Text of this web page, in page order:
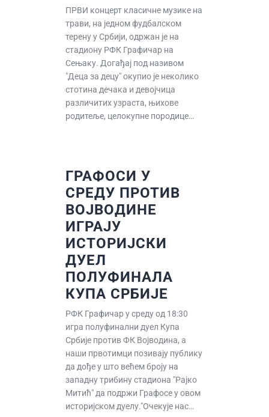
ПРВИ концерт класичне музике на
трави, на једном фудбалском
терену у Србији, одржан је на
стадиону РФК Графичар на
Сењаку. Догађај под називом
"Деца за децу" окупио је неколико
стотина дечака и девојчица
различитих узраста, њихове
родитеље, целокупне породице…
ГРАФОСИ У
СРЕДУ ПРОТИВ
ВОЈВОДИНЕ
ИГРАЈУ
ИСТОРИЈСКИ
ДУЕЛ
ПОЛУФИНАЛА
КУПА СРБИЈЕ
РФК Графичар у среду од 18:30
игра полуфинални дуел Купа
Србије против ФК Војводина, а
наши првотимци позивају публику
да дође у што већем броју на
западну трибину стадиона "Рајко
Митић" да подржи Графосе у овом
историјском дуелу."Очекује нас…